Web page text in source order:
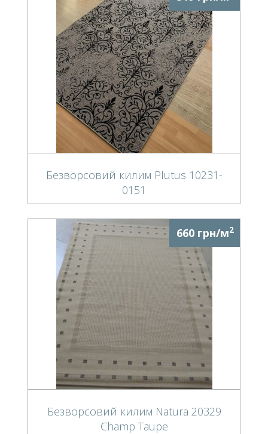
Безворсовий килим Plutus 10231-
0151
660 грн/м2
Безворсовий килим Natura 20329
Champ Taupe